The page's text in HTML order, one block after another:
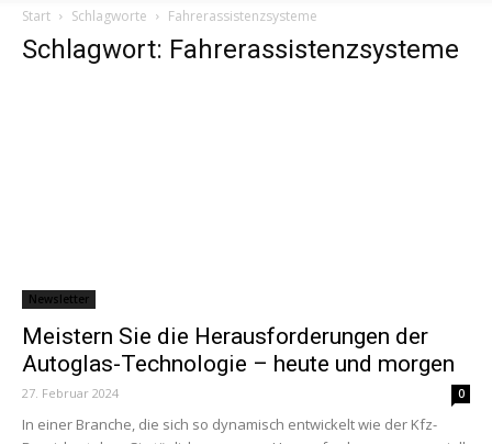
Start Schlagworte Fahrerassistenzsysteme
Schlagwort: Fahrerassistenzsysteme
Newsletter
Meistern Sie die Herausforderungen der
Autoglas-Technologie – heute und morgen
27. Februar 2024 0
In einer Branche, die sich so dynamisch entwickelt wie der Kfz-